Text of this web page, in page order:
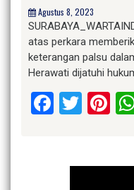
Agustus 8, 2023
atas perkara
keterangan palsu
Herawati dijatuhi